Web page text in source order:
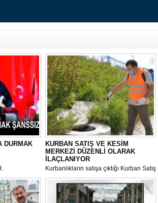
DURMAK
KURBAN SATIŞ VE KESİM
MERKEZİ DÜZENLİ OLARAK
İLAÇLANIYOR
Kurbanlıkların satışa çıktığı Kurban Satış
ve Kesim Merkezi, haşere ve
mikropların önüne geçilmesi amacıyla
her gün Gölbaşı Belediyesi ekipleri
tarafından düzenli olarak ilaçlanıyor.